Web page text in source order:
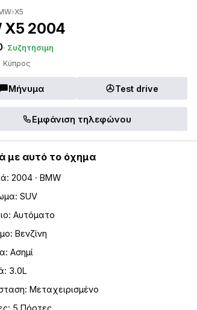
›X5
X5 2004
· Συζητήσιμη
Κύπρος
Μήνυμα Test drive
Εμφάνιση τηλεφώνου
με αυτό το όχημα
2004 · BMW
SUV
Αυτόματο
Βενζίνη
Ασημί
3.0L
Μεταχειρισμένο
5 Πόρτες